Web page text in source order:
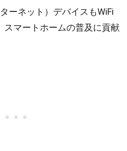
ーネット）デバイスもWiFi
スマートホームの普及に貢献